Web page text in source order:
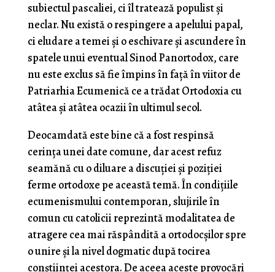
subiectul pascaliei, ci îl tratează populist și
neclar. Nu există o respingere a apelului papal,
ci eludare a temei și o eschivare și ascundere în
spatele unui eventual Sinod Panortodox, care
nu este exclus să fie împins în față în viitor de
Patriarhia Ecumenică ce a trădat Ortodoxia cu
atâtea și atâtea ocazii în ultimul secol.
Deocamdată este bine că a fost respinsă
cerința unei date comune, dar acest refuz
seamănă cu o diluare a discuției și poziției
ferme ortodoxe pe această temă. În condițiile
ecumenismului contemporan, slujirile în
comun cu catolicii reprezintă modalitatea de
atragere cea mai răspândită a ortodocșilor spre
o unire și la nivel dogmatic după tocirea
conștiinței acestora. De aceea aceste provocări